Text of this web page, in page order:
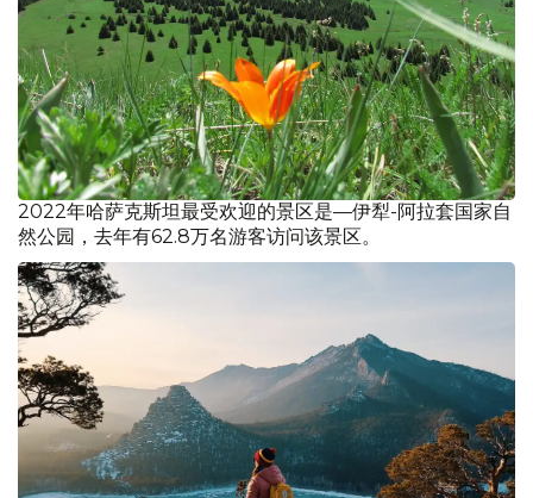
2022年哈萨克斯坦最受欢迎的景区是—伊犁-阿拉套国家自
然公园，去年有62.8万名游客访问该景区。